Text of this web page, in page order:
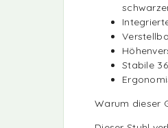
Stabile
Warum dieser